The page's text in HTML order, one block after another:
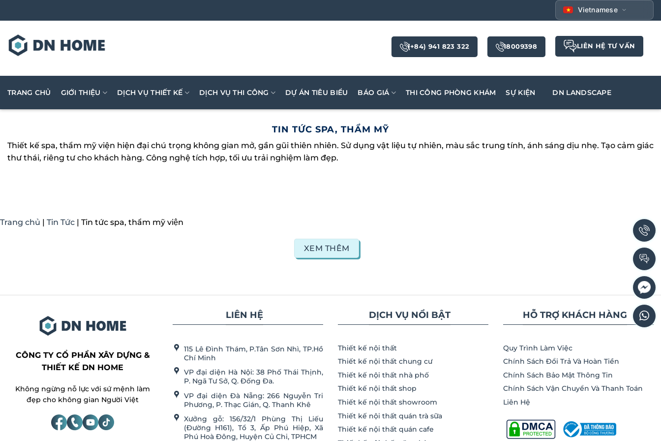
qua
dung
Vietnamese
(+84) 941 823 322 18009398 LIÊN HỆ TƯ VẤN
TRANG CHỦ GIỚI THIỆU DỊCH VỤ THIẾT KẾ DỊCH VỤ THI CÔNG DỰ ÁN TIÊU BIỂU BÁO GIÁ THI CÔNG PHÒNG KHÁM SỰ KIỆN DN LANDSCAPE
TIN TỨC SPA, THẨM MỸ
Thiết kế spa, thẩm mỹ viện hiện đại chú trọng không gian mở, gần gũi thiên nhiên. Sử dụng vật liệu tự nhiên, màu sắc trung tính, ánh sáng dịu nhẹ. Tạo cảm giác
thư thái, riêng tư cho khách hàng. Công nghệ tích hợp, tối ưu trải nghiệm làm đẹp.
Trang chủ | Tin Tức | Tin tức spa, thẩm mỹ viện
XEM THÊM
CÔNG TY CỔ PHẦN XÂY DỰNG &
THIẾT KẾ DN HOME
Không ngừng nỗ lực với sứ mệnh làm
đẹp cho không gian Người Việt
LIÊN HỆ
115 Lê Đình Thám, P.Tân Sơn Nhì, TP.Hồ
Chí Minh
VP đại diện Hà Nội: 38 Phố Thái Thịnh,
P. Ngã Tư Sở, Q. Đống Đa.
VP đại diện Đà Nẵng: 266 Nguyễn Tri
Phương, P. Thạc Gián, Q. Thanh Khê
Xưởng gỗ: 156/32/1 Phùng Thị Liếu
(Đường H161), Tổ 3, Ấp Phú Hiệp, Xã
Phú Hoà Đông, Huyện Củ Chi, TPHCM
DỊCH VỤ NỔI BẬT
Thiết kế nội thất
Thiết kế nội thất chung cư
Thiết kế nội thất nhà phố
Thiết kế nội thất shop
Thiết kế nội thất showroom
Thiết kế nội thất quán trà sữa
Thiết kế nội thất quán cafe
HỖ TRỢ KHÁCH HÀNG
Quy Trình Làm Việc
Chính Sách Đổi Trả Và Hoàn Tiền
Chính Sách Bảo Mật Thông Tin
Chính Sách Vận Chuyển Và Thanh Toán
Liên Hệ